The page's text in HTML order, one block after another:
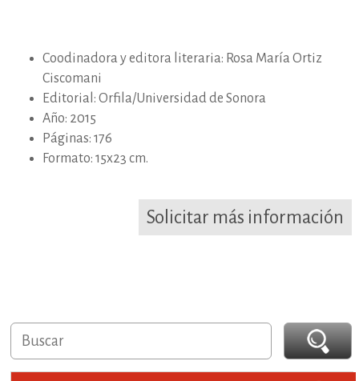
Coodinadora y editora literaria: Rosa María Ortiz
Ciscomani
Editorial: Orfila/Universidad de Sonora
Año: 2015
Páginas: 176
Formato: 15x23 cm.
Solicitar más información